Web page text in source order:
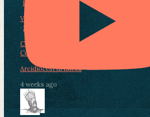
Photo
View on Facebook
· Share
Condividi su Facebook
Condividi su LinkedIn
Arcidiocesi di Lucca
4 weeks ago